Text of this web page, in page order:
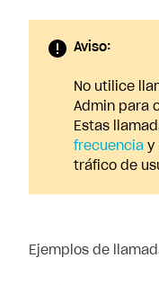
Aviso:
No utilice
Admin para
Estas
frecuencia y
tráfico de
Ejemplos de